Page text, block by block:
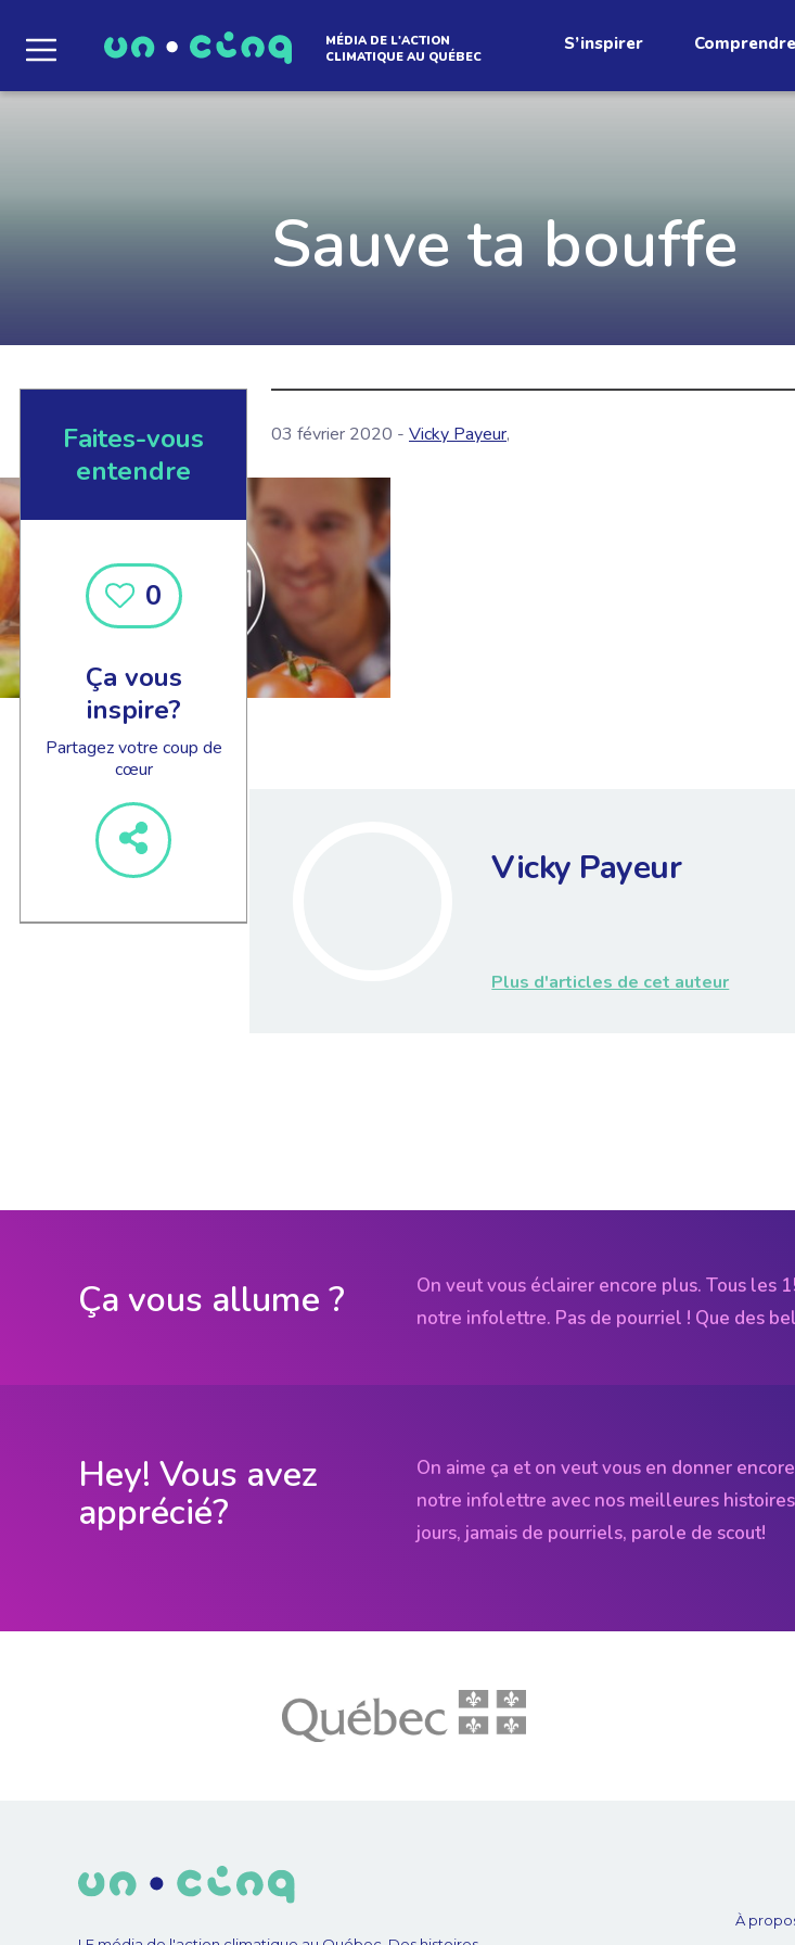
Le média qui détend
EN SAVOIR +
MÉDIA DE L'ACTION
CLIMATIQUE AU QUÉBEC
S’inspirer Comprendre
Sauve ta bouffe
Faites-vous
entendre
0
Ça vous
inspire?
Partagez votre coup de
cœur
03 février 2020 - Vicky Payeur,
Vicky Payeur
Plus d'articles de cet auteur
Ça vous allume ?
On veut vous éclairer encore plus. Tous les
notre infolettre. Pas de pourriel ! Que des
Hey! Vous avez
apprécié?
On aime ça et on veut vous en donner
notre infolettre avec nos meilleures
jours, jamais de pourriels, parole de scout!
À